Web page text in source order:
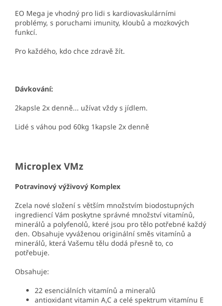
EO Mega je vhodný pro lidi s kardiovaskulárními
problémy, s poruchami imunity, kloubů a mozkových
funkcí.
Pro každého, kdo chce zdravě žít.
Dávkování:
2kapsle 2x denně... užívat vždy s jídlem.
Lidé s váhou pod 60kg 1kapsle 2x denně
Microplex VMz
Potravinový výživový Komplex
Zcela nové složení s větším množstvím biodostupných
ingrediencí Vám poskytne správné množství vitamínů,
minerálů a polyfenolů, které jsou pro tělo potřebné každý
den. Obsahuje vyváženou originální směs vitamínů a
minerálů, která Vašemu tělu dodá přesně to, co
potřebuje.
Obsahuje:
22 esenciálních vitamínů a mineralů
antioxidant vitamin A,C a celé spektrum vitamínu E